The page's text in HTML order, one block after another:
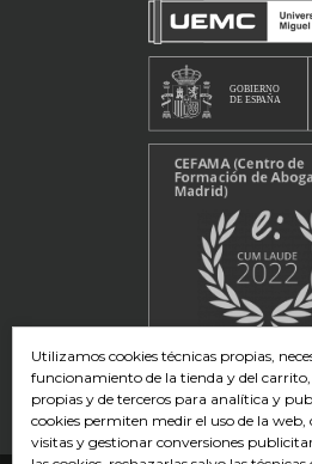
Utilizamos cookies técnicas propias,
funcionamiento de la tienda y del carrito,
propias y de terceros para analítica y
cookies permiten medir el uso de la web,
visitas y gestionar conversiones